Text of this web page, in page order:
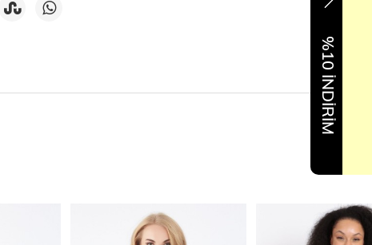
%10 İNDİRİM